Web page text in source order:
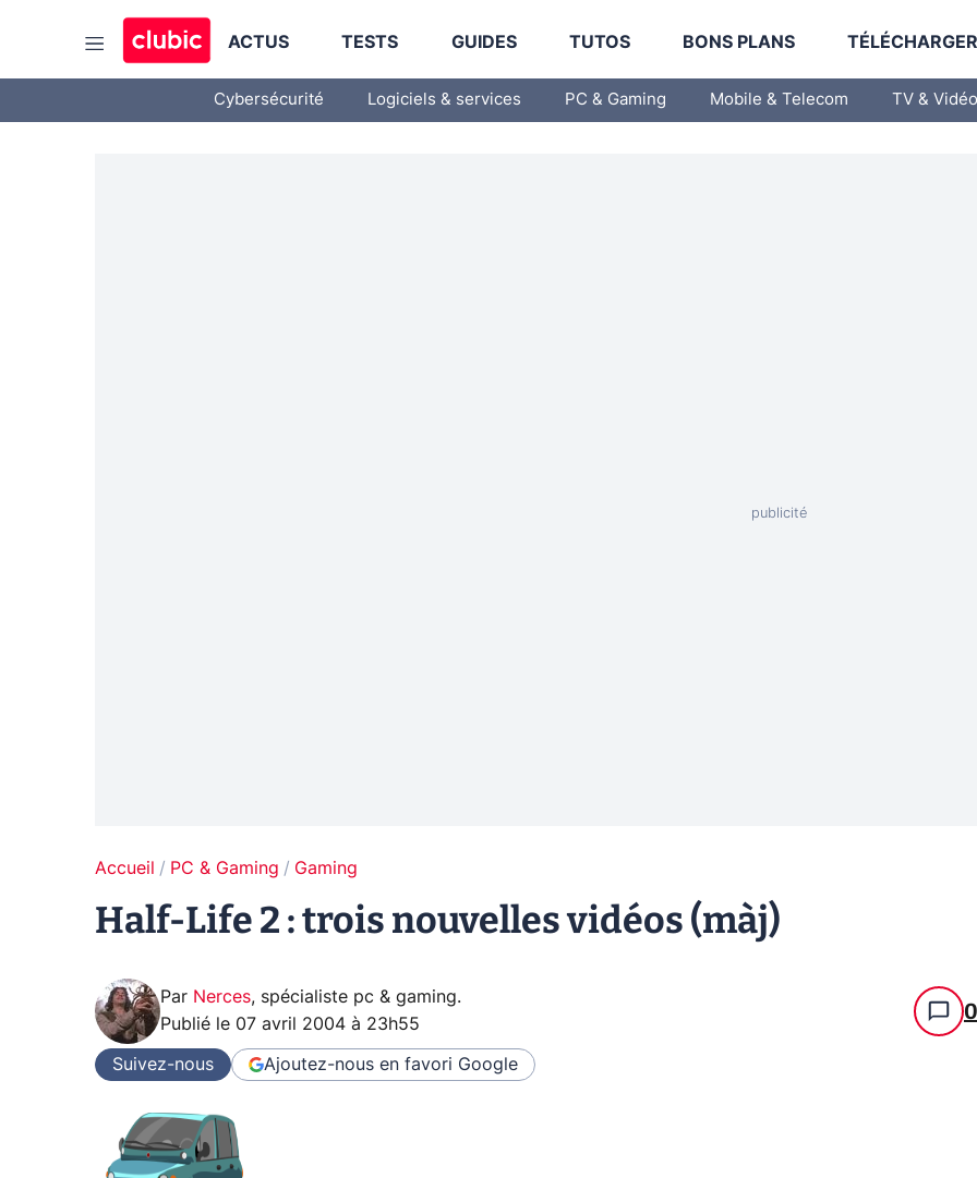
ACTUS TESTS GUIDES TUTOS BONS PLANS
Cybersécurité Logiciels & services PC & Gaming Mobile & Telecom TV & Vidéo
Accueil PC & Gaming Gaming
Half-Life 2 : trois nouvelles vidéos (màj)
Par Nerces, spécialiste pc & gaming.
Publié le 07 avril 2004 à 23h55 0
Suivez-nous Ajoutez-nous en favori Google